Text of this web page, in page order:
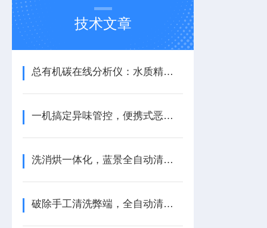
技术文章
总有机碳在线分析仪：水质精细化监测的实用设备
一机搞定异味管控，便携式恶臭分析仪实用价值解析
洗消烘一体化，蓝景全自动清洗机多维功能优势盘点
破除手工清洗弊端，全自动清洗机深耕多领域科研场景